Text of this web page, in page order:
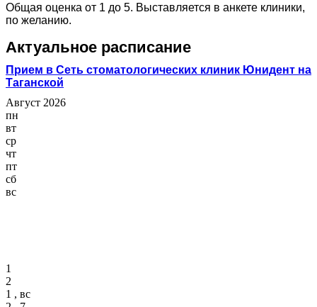
Общая оценка от 1 до 5. Выставляется в анкете клиники,
по желанию.
Актуальное расписание
Прием в Сеть стоматологических клиник Юнидент на
Таганской
Август 2026
пн
вт
ср
чт
пт
сб
вс
1
2
1 , вс